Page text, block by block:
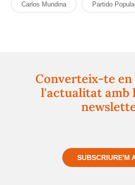
Carlos Mundina Partido
Converteix-te en
l'actualitat amb
SUBSCRIURE'M